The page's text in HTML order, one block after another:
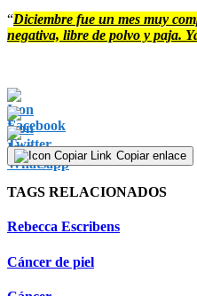
“Diciembre fue un mes muy
negativa, libre de polvo y paja.
Copiar enlace
TAGS RELACIONADOS
Rebecca Escribens
Cáncer de piel